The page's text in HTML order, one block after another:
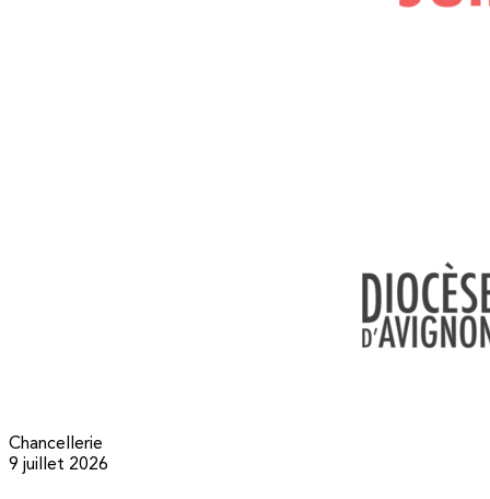
Chancellerie
9 juillet 2026